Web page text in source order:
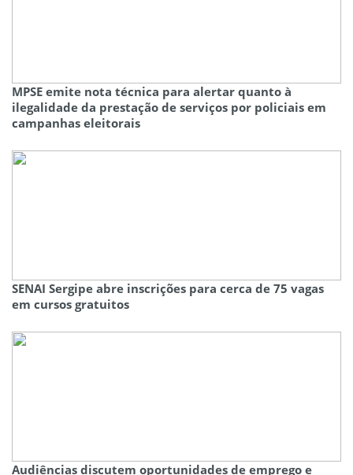
MPSE emite nota técnica para alertar quanto à
ilegalidade da prestação de serviços por policiais em
campanhas eleitorais
SENAI Sergipe abre inscrições para cerca de 75 vagas
em cursos gratuitos
Audiências discutem oportunidades de emprego e